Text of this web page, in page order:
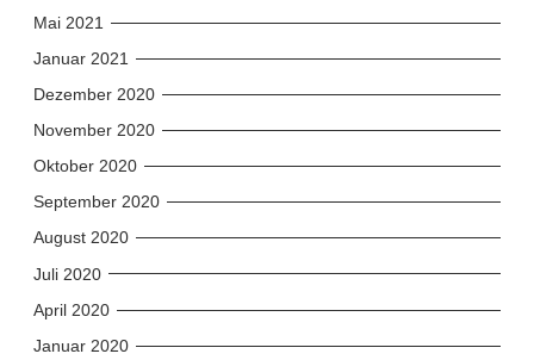
Mai 2021
Januar 2021
Dezember 2020
November 2020
Oktober 2020
September 2020
August 2020
Juli 2020
April 2020
Januar 2020